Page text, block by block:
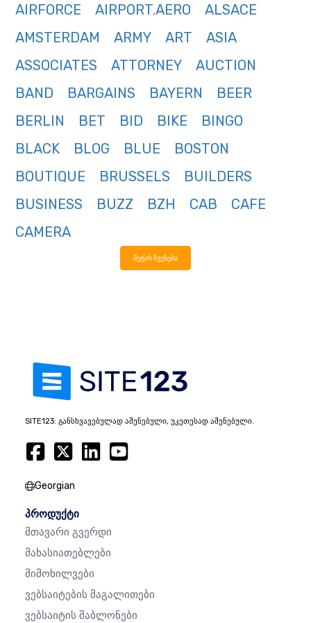
AIRFORCE
AIRPORT.AERO
ALSACE
AMSTERDAM
ARMY ART
ASIA
ASSOCIATES
ATTORNEY
AUCTION
BAND
BARGAINS BAYERN
BEER
BERLIN
BET BID BIKE
BINGO
BLACK
BLOG BLUE
BOSTON
BOUTIQUE
BRUSSELS
BUILDERS
BUSINESS
BUZZ BZH CAB
CAFE
CAMERA
მეტის ჩვენება
SITE123: განსხვავებულად აშენებული, უკეთესად აშენებული.
Georgian
პროდუქტი
Მთავარი Გვერდი
Მახასიათებლები
Მიმოხილვები
Ვებსაიტების Მაგალითები
Ვებსაიტის Შაბლონები